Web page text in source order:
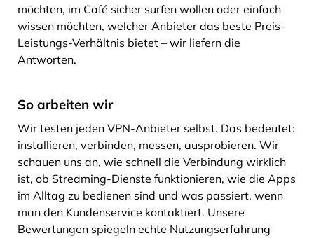
möchten, im Café sicher surfen wollen oder einfach
wissen möchten, welcher Anbieter das beste Preis-
Leistungs-Verhältnis bietet – wir liefern die
Antworten.
So arbeiten wir
Wir testen jeden VPN-Anbieter selbst. Das bedeutet:
installieren, verbinden, messen, ausprobieren. Wir
schauen uns an, wie schnell die Verbindung wirklich
ist, ob Streaming-Dienste funktionieren, wie die Apps
im Alltag zu bedienen sind und was passiert, wenn
man den Kundenservice kontaktiert. Unsere
Bewertungen spiegeln echte Nutzungserfahrung